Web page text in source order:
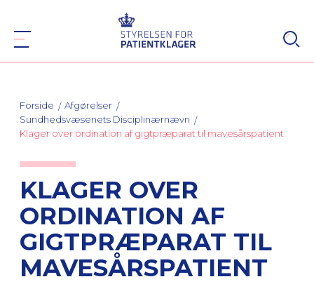
Forside
Afgørelser
Sundhedsvæsenets Disciplinærnævn
Klager over ordination af gigtpræparat til mavesårspatient
KLAGER OVER
ORDINATION AF
GIGTPRÆPARAT TIL
MAVESÅRSPATIENT